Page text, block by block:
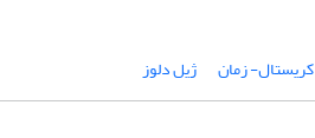
کریستال- زمان ژیل دلوز